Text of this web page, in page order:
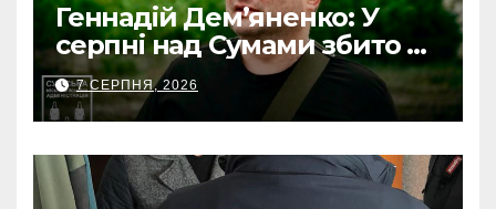
Геннадій Дем’яненко: У
серпні над Сумами збито 6
КАБів
7 СЕРПНЯ, 2026